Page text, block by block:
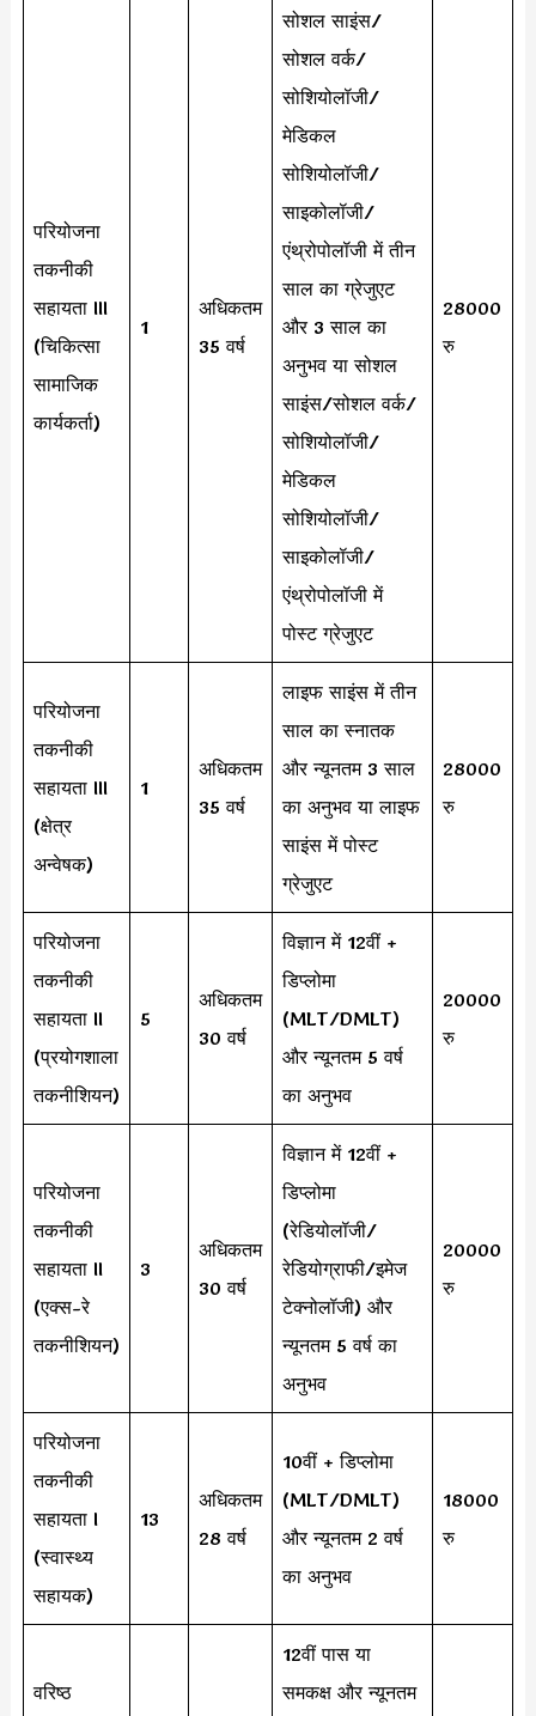
परियोजना
तकनीकी
सहायता III
(चिकित्सा
सामाजिक
कार्यकर्ता)
1
अधिकतम
35 वर्ष
सोशल साइंस/
सोशल वर्क/
सोशियोलॉजी/
मेडिकल
सोशियोलॉजी/
साइकोलॉजी/
एंथ्रोपोलॉजी में तीन
साल का ग्रेजुएट
और 3 साल का
अनुभव या सोशल
साइंस/सोशल वर्क/
सोशियोलॉजी/
मेडिकल
सोशियोलॉजी/
साइकोलॉजी/
एंथ्रोपोलॉजी में
पोस्ट ग्रेजुएट
28000
रु
परियोजना
तकनीकी
सहायता III
(क्षेत्र
अन्वेषक)
1
अधिकतम
35 वर्ष
लाइफ साइंस में तीन
साल का स्नातक
और न्यूनतम 3 साल
का अनुभव या लाइफ
साइंस में पोस्ट
ग्रेजुएट
28000
रु
परियोजना
तकनीकी
सहायता II
(प्रयोगशाला
तकनीशियन)
5
अधिकतम
30 वर्ष
विज्ञान में 12वीं +
डिप्लोमा
(MLT/DMLT)
और न्यूनतम 5 वर्ष
का अनुभव
20000
रु
परियोजना
तकनीकी
सहायता II
(एक्स-रे
तकनीशियन)
3
अधिकतम
30 वर्ष
विज्ञान में 12वीं +
डिप्लोमा
(रेडियोलॉजी/
रेडियोग्राफी/इमेज
टेक्नोलॉजी) और
न्यूनतम 5 वर्ष का
अनुभव
20000
रु
परियोजना
तकनीकी
सहायता I
(स्वास्थ्य
सहायक)
13
अधिकतम
28 वर्ष
10वीं + डिप्लोमा
(MLT/DMLT)
और न्यूनतम 2 वर्ष
का अनुभव
18000
रु
वरिष्ठ
12वीं पास या
समकक्ष और न्यूनतम